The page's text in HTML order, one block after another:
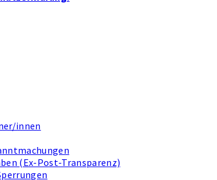
innen
(Ex-Post-Transparenz)